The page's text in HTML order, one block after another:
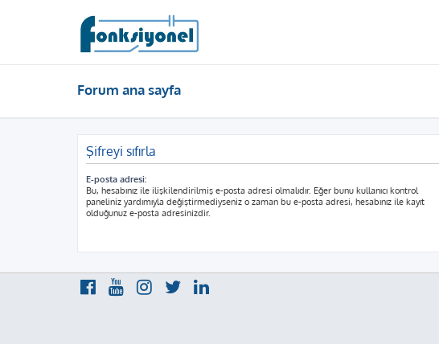
Forum ana sayfa
Şifreyi sıfırla
E-posta adresi:
Bu, hesabınız ile ilişkilendirilmiş e-posta adresi olmalıdır. Eğer bunu kullanıcı kontrol
paneliniz yardımıyla değiştirmediyseniz o zaman bu e-posta adresi, hesabınız ile kayıt
olduğunuz e-posta adresinizdir.